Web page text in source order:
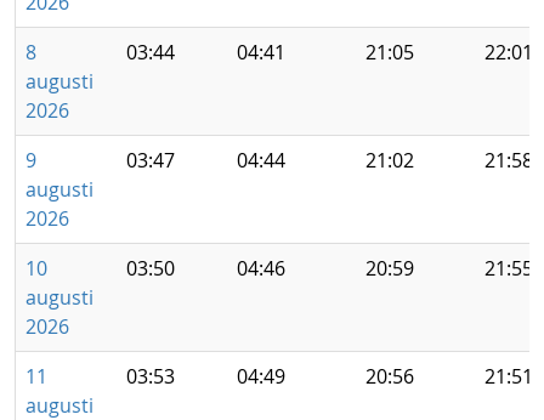
8
augusti
2026
03:44 04:41 21:05 22:01
9
augusti
2026
03:47 04:44 21:02 21:58
10
augusti
2026
03:50 04:46 20:59 21:55
11
augusti
03:53 04:49 20:56 21:51